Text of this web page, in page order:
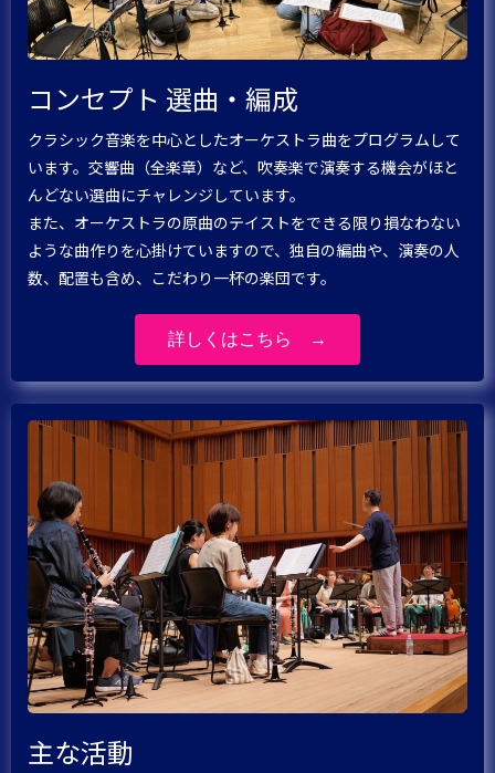
コンセプト 選曲・編成
クラシック音楽を中心としたオーケストラ曲をプログラムして
います。交響曲（全楽章）など、吹奏楽で演奏する機会がほと
んどない選曲にチャレンジしています。
また、オーケストラの原曲のテイストをできる限り損なわない
ような曲作りを心掛けていますので、独自の編曲や、演奏の人
数、配置も含め、こだわり一杯の楽団です。
詳しくはこちら →
主な活動